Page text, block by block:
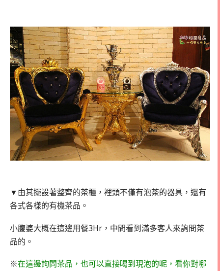
▼由其擺設著整齊的茶櫃，裡頭不僅有泡茶的器具，還有
各式各樣的有機茶品。
小腹婆大概在這邊用餐3Hr，中間看到滿多客人來詢問茶
品的。
※在這邊詢問茶品，也可以直接喝到現泡的呢，看你對哪